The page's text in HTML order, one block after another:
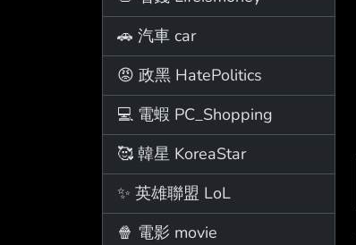
🚗 汽車 car
😡 政黑 HatePolitics
💻 電蝦 PC_Shopping
🥰 韓星 KoreaStar
✨ 英雄聯盟 LoL
🍿 電影 movie